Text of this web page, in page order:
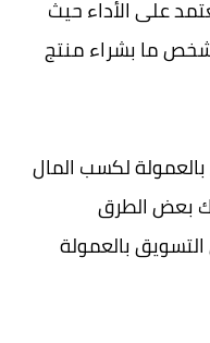
على الأداء حيث
شخص ما بشراء منتج
لكسب المال
بعض الطرق
بالعمولة